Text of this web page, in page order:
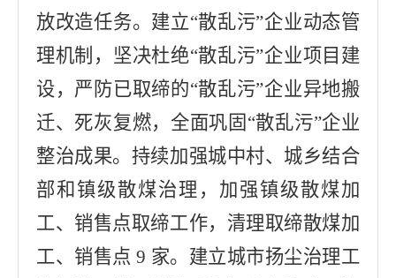
放改造任务。建立“散乱污”企业动态管
理机制，坚决杜绝“散乱污”企业项目建
设，严防已取缔的“散乱污”企业异地搬
迁、死灰复燃，全面巩固“散乱污”企业
整治成果。持续加强城中村、城乡结合
部和镇级散煤治理，加强镇级散煤加
工、销售点取缔工作，清理取缔散煤加
工、销售点 9 家。建立城市扬尘治理工